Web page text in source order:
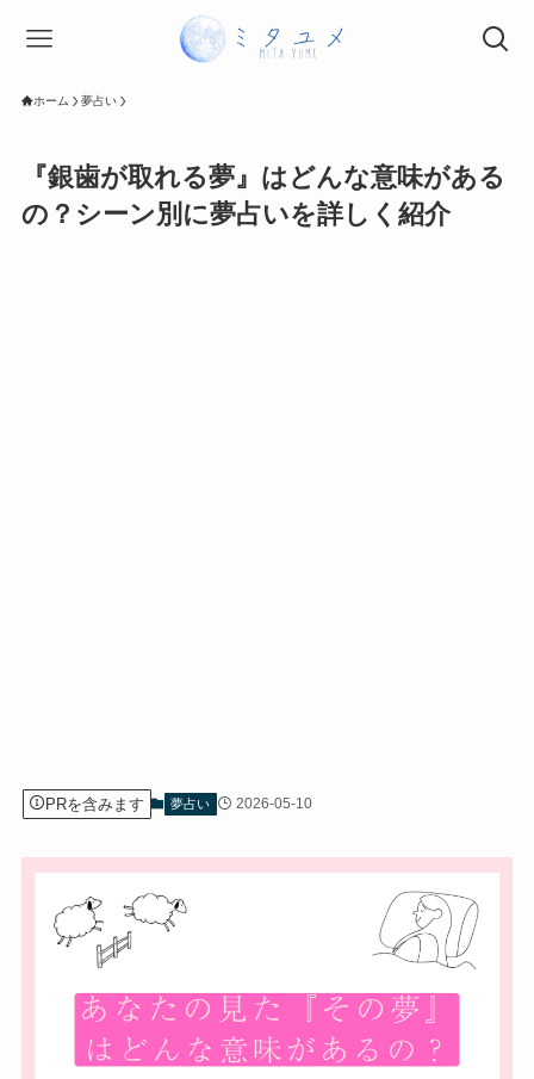
ホーム 夢占い
『銀歯が取れる夢』はどんな意味がある
の？シーン別に夢占いを詳しく紹介
PRを含みます 夢占い 2026-05-10